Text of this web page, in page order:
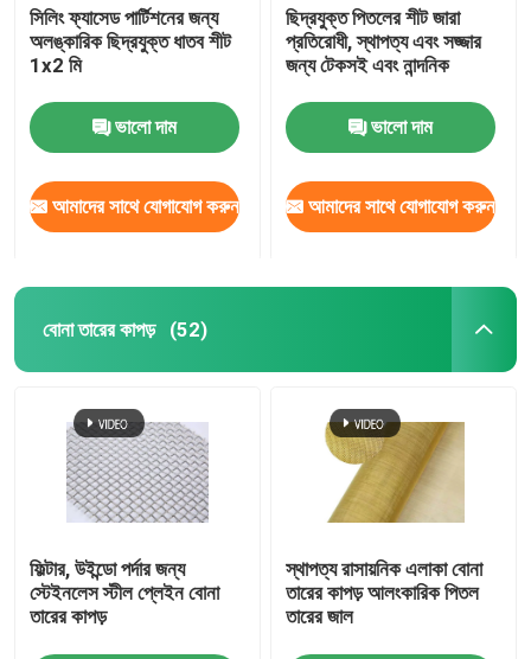
ম্যাট টেনে আনুন
পাইপলাইন মজবুত জাল
সিলিং ফ্যাসেড পার্টিশনের জন্য
অলঙ্কারিক ছিদ্রযুক্ত ধাতব শীট
1x2 মি
ভালো দাম
আমাদের সাথে যোগাযোগ করুন
ছিদ্রযুক্ত পিতলের শীট জারা
প্রতিরোধী, স্থাপত্য এবং সজ্জার
জন্য টেকসই এবং নান্দনিক
ভালো দাম
আমাদের সাথে যোগাযোগ করুন
বোনা তারের কাপড় (52)
ফিল্টার, উইন্ডো পর্দার জন্য
স্টেইনলেস স্টীল প্লেইন বোনা
তারের কাপড়
স্থাপত্য রাসায়নিক এলাকা বোনা
তারের কাপড় আলংকারিক পিতল
তারের জাল